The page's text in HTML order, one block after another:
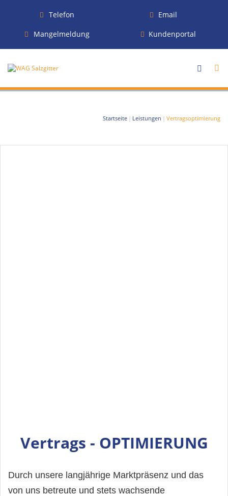
Telefon
Email
Mangelmeldung
Kundenportal
Startseite | Leistungen | Vertragsoptimierung
Vertrags - OPTIMIERUNG
Durch unsere langjährige Marktpräsenz und das
von uns betreute und stets wachsende